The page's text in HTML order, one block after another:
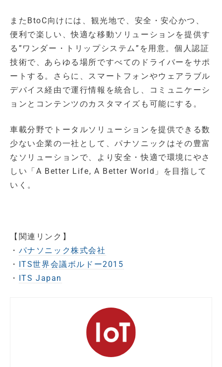
またBtoC向けには、観光地で、安全・安心かつ、
便利で楽しい、快適な移動ソリューションを提供す
る”ワンダー・トリップシステム”を用意。個人認証
技術で、あらゆる場所ですべてのドライバーをサポ
ートする。さらに、スマートフォンやウェアラブル
デバイス経由で運行情報を統合し、コミュニケーシ
ョンとコンテンツのカスタマイズも可能にする。
車載分野でトータルソリューションを提供できる数
少ない企業の一社として、パナソニックはその豊富
なソリューションで、より安全・快適で環境にやさ
しい「A Better Life, A Better World」を目指して
いく。
【関連リンク】
・ パナソニック株式会社
・ ITS世界会議ボルドー2015
・ ITS Japan